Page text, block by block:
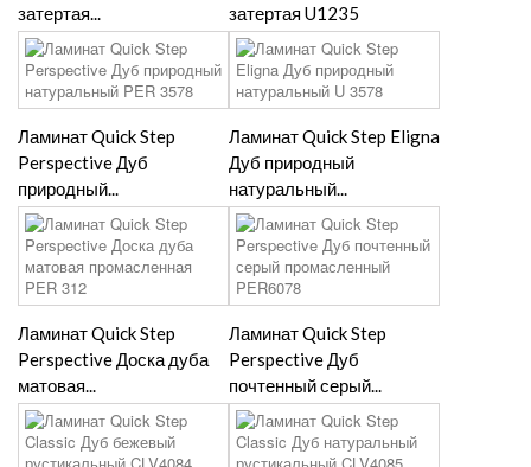
затертая...
затертая U1235
Ламинат Quick Step
Perspective Дуб
природный...
Ламинат Quick Step Eligna
Дуб природный
натуральный...
Ламинат Quick Step
Perspective Доска дуба
матовая...
Ламинат Quick Step
Perspective Дуб
почтенный серый...